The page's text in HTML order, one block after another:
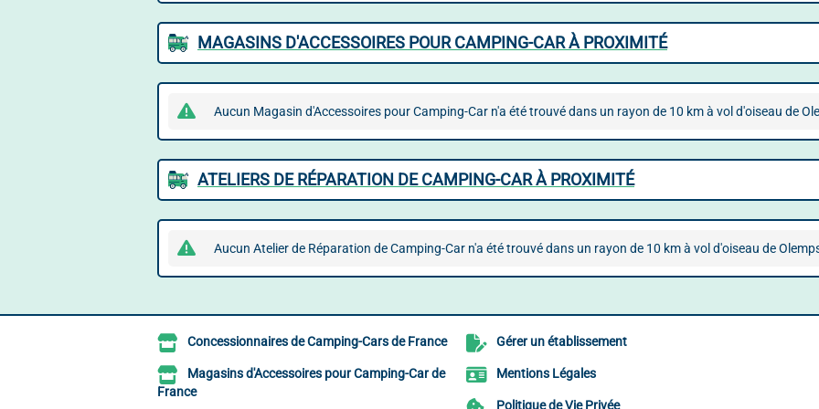
MAGASINS D'ACCESSOIRES POUR CAMPING-CAR À PROXIMITÉ
Aucun Magasin d'Accessoires pour Camping-Car n'a été trouvé dans un rayon de 10 km à vol d'oiseau de
ATELIERS DE RÉPARATION DE CAMPING-CAR À PROXIMITÉ
Aucun Atelier de Réparation de Camping-Car n'a été trouvé dans un rayon de 10 km à vol d'oiseau de
Concessionnaires de Camping-Cars de France
Magasins d'Accessoires pour Camping-Car de
France
Gérer un établissement
Mentions Légales
Politique de Vie Privée